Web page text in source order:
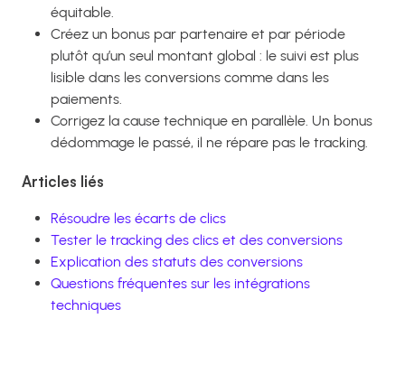
équitable.
Créez un bonus par partenaire et par période
plutôt qu’un seul montant global : le suivi est plus
lisible dans les conversions comme dans les
paiements.
Corrigez la cause technique en parallèle. Un bonus
dédommage le passé, il ne répare pas le tracking.
Articles liés
Résoudre les écarts de clics
Tester le tracking des clics et des conversions
Explication des statuts des conversions
Questions fréquentes sur les intégrations
techniques